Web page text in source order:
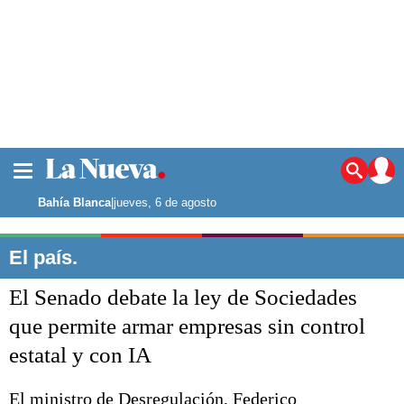
Noticias
La ciudad
Punta Alta
El mundo
Opinión
Deportes
Liga del Sur
Bahía Blanca|jueves, 6 de agosto
El país.
El Senado debate la ley de Sociedades
que permite armar empresas sin control
estatal y con IA
El ministro de Desregulación, Federico